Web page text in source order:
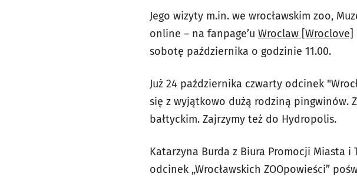
Jego wizyty m.in. we wrocławskim zoo,
online – na fanpage’u Wroclaw [Wroclove]
sobotę października o godzinie 11.00.
Już 24 października czwarty odcinek
się z wyjątkowo dużą rodziną pingwinów.
bałtyckim. Zajrzymy też do Hydropolis.
Katarzyna Burda z Biura Promocji Miasta
odcinek „Wrocławskich ZOOpowieści”